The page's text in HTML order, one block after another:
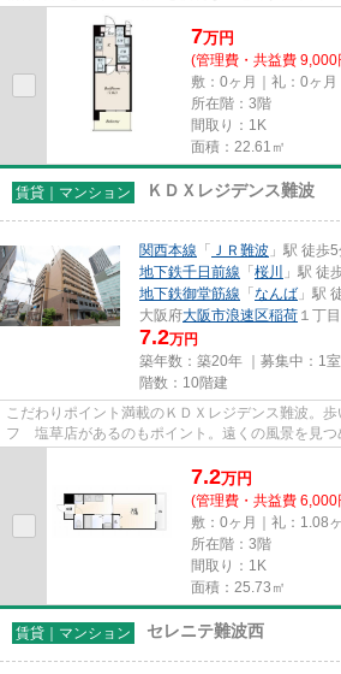
エレベータ・敷地内ごみ置き場...
7万円
(管理費・共益費 9,000
敷：0ヶ月｜礼：0ヶ月
所在階：3階
間取り：1K
面積：22.61㎡
賃貸｜マンション ＫＤＸレジデンス難波
関西本線 「 ＪＲ難波 」駅 徒歩
地下鉄千日前線 「 桜川
」駅 徒
地下鉄御堂筋線 「 なんば 」駅
大阪府大阪市浪速区稲荷 １丁目
7.2万円
築年数：築20年 ｜募集中： 1室
階数：10階建
こだわりポイント満載のＫＤＸレジデンス難波。
フ 塩草店があるのもポイント。遠くの風景を見つ
7.2万円
(管理費・共益費 6,000
敷：0ヶ月｜礼：1.08
所在階：3階
間取り：1K
面積：25.73㎡
賃貸｜マンション セレニテ難波西